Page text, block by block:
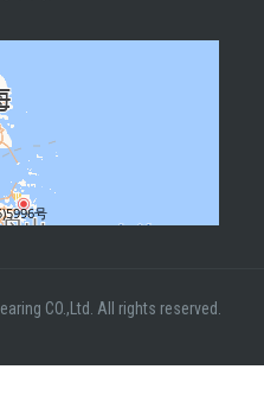
CO.,Ltd. All rights reserved.